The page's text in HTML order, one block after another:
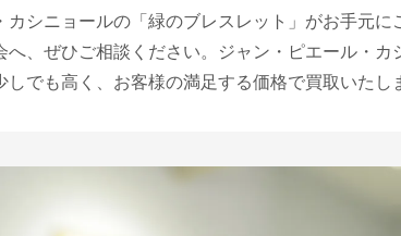
カシニョールの「緑のブレスレット」がお手元
、ぜひご相談ください。ジャン・ピエール・カ
でも高く、お客様の満足する価格で買取いたし